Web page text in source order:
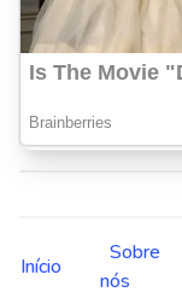
Início
Sobre
nós